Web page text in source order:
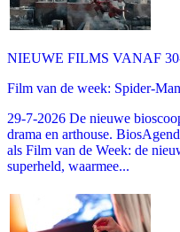
NIEUWE FILMS VANAF
Film van de week: Spider-
29-7-2026 De nieuwe
drama en arthouse.
als Film van de Week: de
superheld, waarmee...